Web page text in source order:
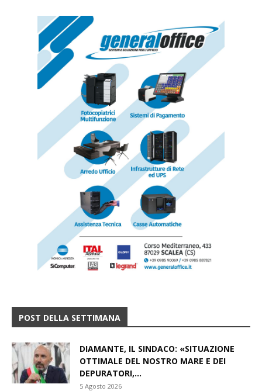
POST DELLA SETTIMANA
DIAMANTE, IL SINDACO: «SITUAZIONE
OTTIMALE DEL NOSTRO MARE E DEI
DEPURATORI,...
5 Agosto 2026